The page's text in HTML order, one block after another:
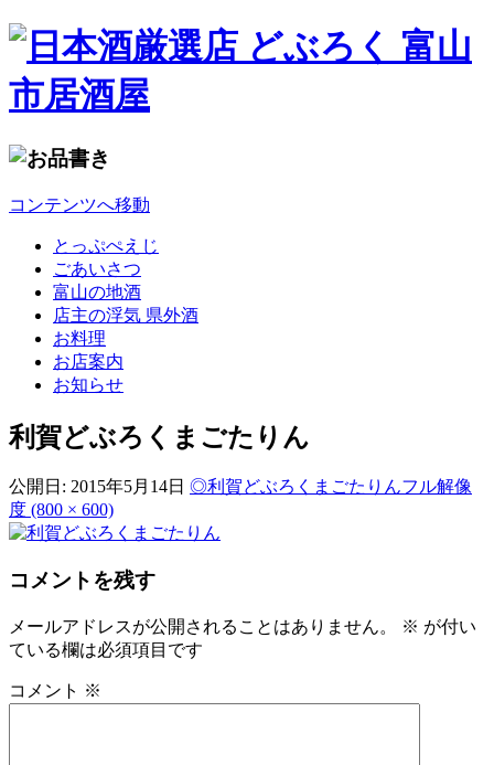
コンテンツへ移動
とっぷぺえじ
ごあいさつ
富山の地酒
店主の浮気 県外酒
お料理
お店案内
お知らせ
利賀どぶろくまごたりん
公開日: 2015年5月14日 ◎利賀どぶろくまごたりんフル解像
度 (800 × 600)
コメントを残す
メールアドレスが公開されることはありません。 ※ が付い
ている欄は必須項目です
コメント ※